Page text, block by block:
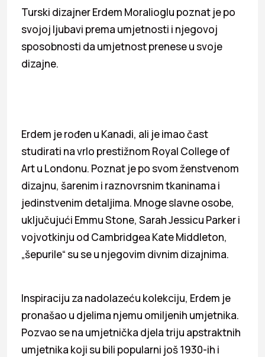
Turski dizajner Erdem Moralioglu poznat je po
svojoj ljubavi prema umjetnosti i njegovoj
sposobnosti da umjetnost prenese u svoje
dizajne.
Erdem je rođen u Kanadi, ali je imao čast
studirati na vrlo prestižnom Royal College of
Art u Londonu. Poznat je po svom ženstvenom
dizajnu, šarenim i raznovrsnim tkaninama i
jedinstvenim detaljima. Mnoge slavne osobe,
uključujući Emmu Stone, Sarah Jessicu Parker i
vojvotkinju od Cambridgea Kate Middleton,
„šepurile“ su se u njegovim divnim dizajnima.
Inspiraciju za nadolazeću kolekciju, Erdem je
pronašao u djelima njemu omiljenih umjetnika.
Pozvao se na umjetnička djela triju apstraktnih
umjetnika koji su bili popularni još 1930-ih i